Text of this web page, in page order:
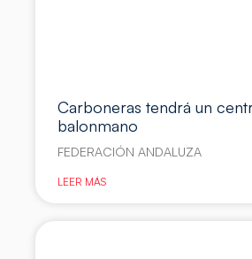
Carboneras tendrá un
balonmano
FEDERACIÓN ANDALUZA
LEER MÁS